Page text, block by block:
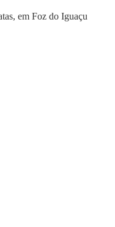
em Foz do Iguaçu